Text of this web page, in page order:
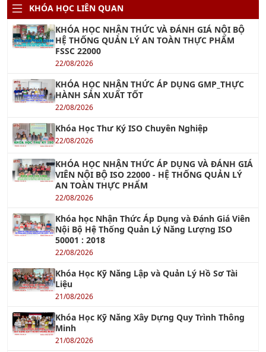
KHÓA HỌC LIÊN QUAN
KHÓA HỌC NHẬN THỨC VÀ ĐÁNH GIÁ NỘI BỘ
HỆ THỐNG QUẢN LÝ AN TOÀN THỰC PHẨM
FSSC 22000
22/08/2026
KHÓA HỌC NHẬN THỨC ÁP DỤNG GMP_THỰC
HÀNH SẢN XUẤT TỐT
22/08/2026
Khóa Học Thư Ký ISO Chuyên Nghiệp
22/08/2026
KHÓA HỌC NHẬN THỨC ÁP DỤNG VÀ ĐÁNH GIÁ
VIÊN NỘI BỘ ISO 22000 - HỆ THỐNG QUẢN LÝ
AN TOÀN THỰC PHẨM
22/08/2026
Khóa học Nhận Thức Áp Dụng và Đánh Giá Viên
Nội Bộ Hệ Thống Quản Lý Năng Lượng ISO
50001 : 2018
22/08/2026
Khóa Học Kỹ Năng Lập và Quản Lý Hồ Sơ Tài
Liệu
21/08/2026
Khóa Học Kỹ Năng Xây Dựng Quy Trình Thông
Minh
21/08/2026